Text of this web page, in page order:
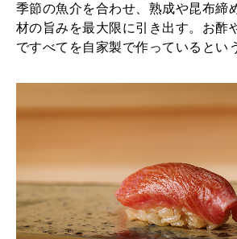
季節の魚介を合わせ、熟成や昆布締
材の旨みを最大限に引き出す。お酢
ですべてを自家製で作っているとい